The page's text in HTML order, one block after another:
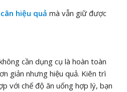
hiệu quả mà vẫn giữ được
cần dụng cụ là hoàn toàn
giản nhưng hiệu quả. Kiên trì
với chế độ ăn uống hợp lý, bạn